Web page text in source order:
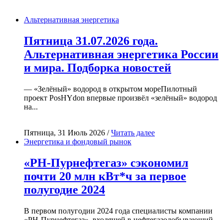
Альтернативная энергетика
Пятница 31.07.2026 года.
Альтернативная энергетика России
и мира. Подборка новостей
— «Зелёный» водород в открытом мореПилотный
проект PosHYdon впервые произвёл «зелёный» водород
на...
Пятница, 31 Июль 2026 /Читать далее
Энергетика и фондовый рынок
«РН-Пурнефтегаз» сэкономил
почти 20 млн кВт*ч за первое
полугодие 2024
В первом полугодии 2024 года специалисты компании